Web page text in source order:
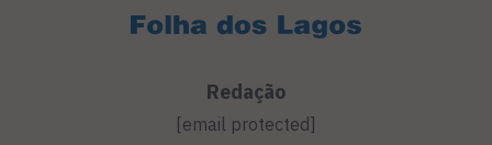
Redação
[email protected]